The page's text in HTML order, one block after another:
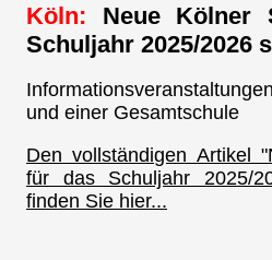
Köln: Neue Kölner
Schuljahr 2025/2026
und einer Gesamtschule
Den vollständigen Artikel
für das Schuljahr 2025/
finden Sie hier...